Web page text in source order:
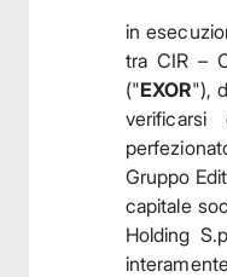
in
tra CIR –
("EXOR"),
verificarsi
Gruppo
capitale
Holding